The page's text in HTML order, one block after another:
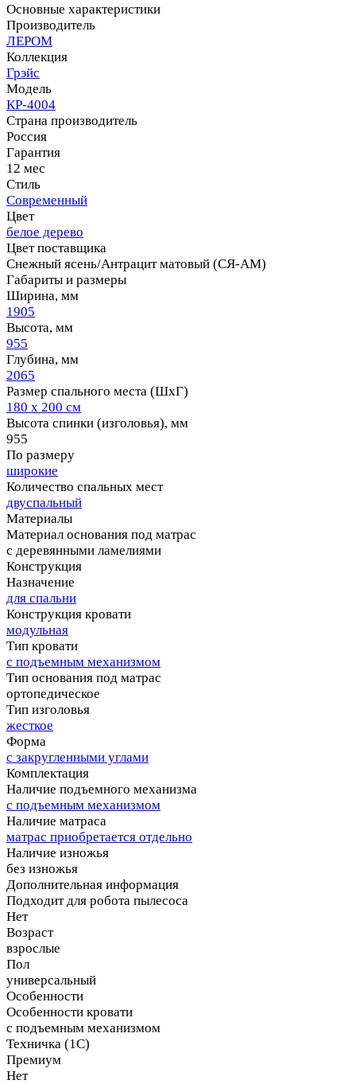
Основные характеристики
Производитель
ЛЕРОМ
Коллекция
Грэйс
Модель
КР-4004
Страна производитель
Россия
Гарантия
12 мес
Стиль
Современный
Цвет
белое дерево
Цвет поставщика
Снежный ясень/Антрацит матовый (СЯ-АМ)
Габариты и размеры
Ширина, мм
1905
Высота, мм
955
Глубина, мм
2065
Размер спального места (ШхГ)
180 х 200 см
Высота спинки (изголовья), мм
955
По размеру
широкие
Количество спальных мест
двуспальный
Материалы
Материал основания под матрас
с деревянными ламелиями
Конструкция
Назначение
для спальни
Конструкция кровати
модульная
Тип кровати
с подъемным механизмом
Тип основания под матрас
ортопедическое
Тип изголовья
жесткое
Форма
с закругленными углами
Комплектация
Наличие подъемного механизма
с подъемным механизмом
Наличие матраса
матрас приобретается отдельно
Наличие изножья
без изножья
Дополнительная информация
Подходит для робота пылесоса
Нет
Возраст
взрослые
Пол
универсальный
Особенности
Особенности кровати
с подъемным механизмом
Техничка (1С)
Премиум
Нет